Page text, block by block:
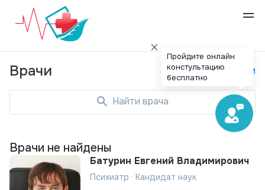
Врачи Специальности
Найти врача
Врачи не найдены
Батурин Евгений Владимирович
Психиатр · Кандидат наук
Пройдите онлайн
констультацию
бесплатно